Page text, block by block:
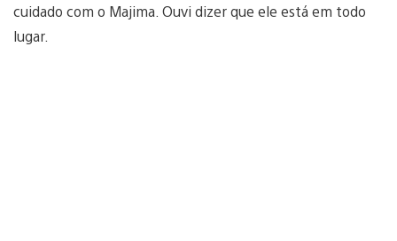
cuidado com o Majima. Ouvi dizer que ele está em todo
lugar.